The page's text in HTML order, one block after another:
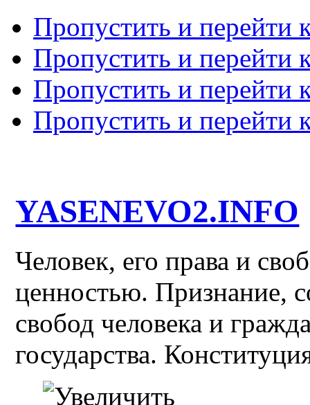
Пропустить и перейти
Пропустить и перейти
Пропустить и перейти
Пропустить и перейти
YASENEVO2.INFO
Человек, его права и
ценностью. Признание,
свобод человека и
государства.